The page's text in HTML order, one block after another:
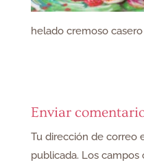
helado cremoso
Enviar
Tu dirección de correo
publicada. Los campos